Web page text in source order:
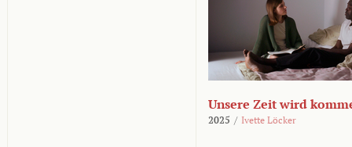
Unsere Zeit wird
2025 / Ivette Löcker